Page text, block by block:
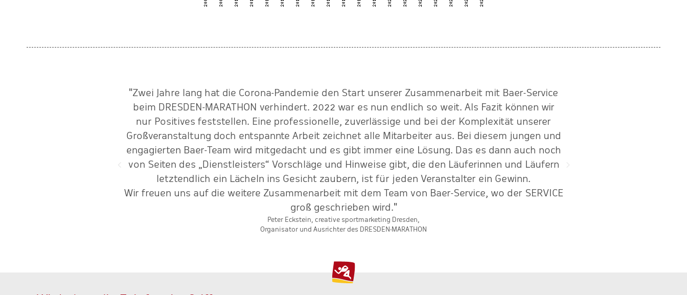
"Zwei Jahre lang hat die Corona-Pandemie den Start unserer Zusammenarbeit mit Baer-Service
beim DRESDEN-MARATHON verhindert. 2022 war es nun endlich so weit. Als Fazit können wir
nur Positives feststellen. Eine professionelle, zuverlässige und bei der Komplexität unserer
Großveranstaltung doch entspannte Arbeit zeichnet alle Mitarbeiter aus. Bei diesem jungen und
engagierten Baer-Team wird mitgedacht und es gibt immer eine Lösung. Das es dann auch noch
von Seiten des „Dienstleisters“ Vorschläge und Hinweise gibt, die den Läuferinnen und Läufern
letztendlich ein Lächeln ins Gesicht zaubern, ist für jeden Veranstalter ein Gewinn.
Wir freuen uns auf die weitere Zusammenarbeit mit dem Team von Baer-Service, wo der SERVICE
groß geschrieben wird."
Peter Eckstein, creative sportmarketing Dresden,
Organisator und Ausrichter des DRESDEN-MARATHON